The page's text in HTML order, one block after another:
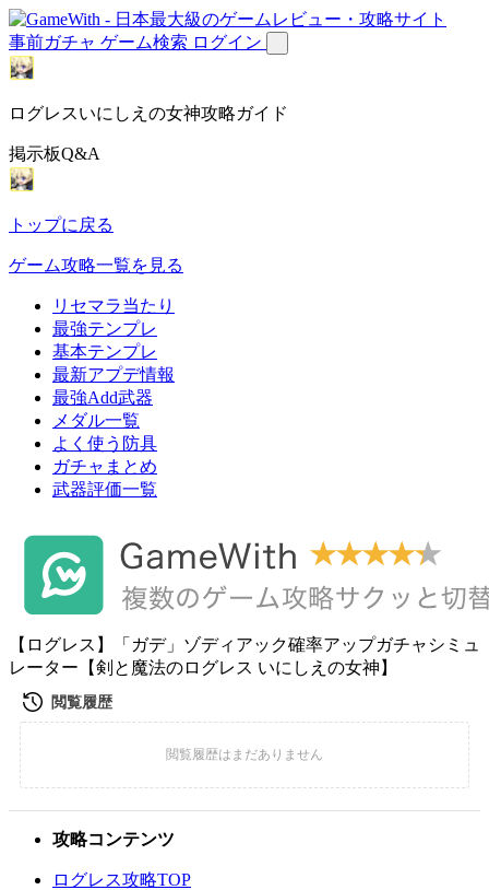
事前ガチャ ゲーム検索 ログイン
ログレスいにしえの女神攻略ガイド
掲示板Q&A
トップに戻る
ゲーム攻略一覧を見る
リセマラ当たり
最強テンプレ
基本テンプレ
最新アプデ情報
最強Add武器
メダル一覧
よく使う防具
ガチャまとめ
武器評価一覧
【ログレス】「ガデ」ゾディアック確率アップガチャシミュ
レーター【剣と魔法のログレス いにしえの女神】
攻略コンテンツ
ログレス攻略TOP